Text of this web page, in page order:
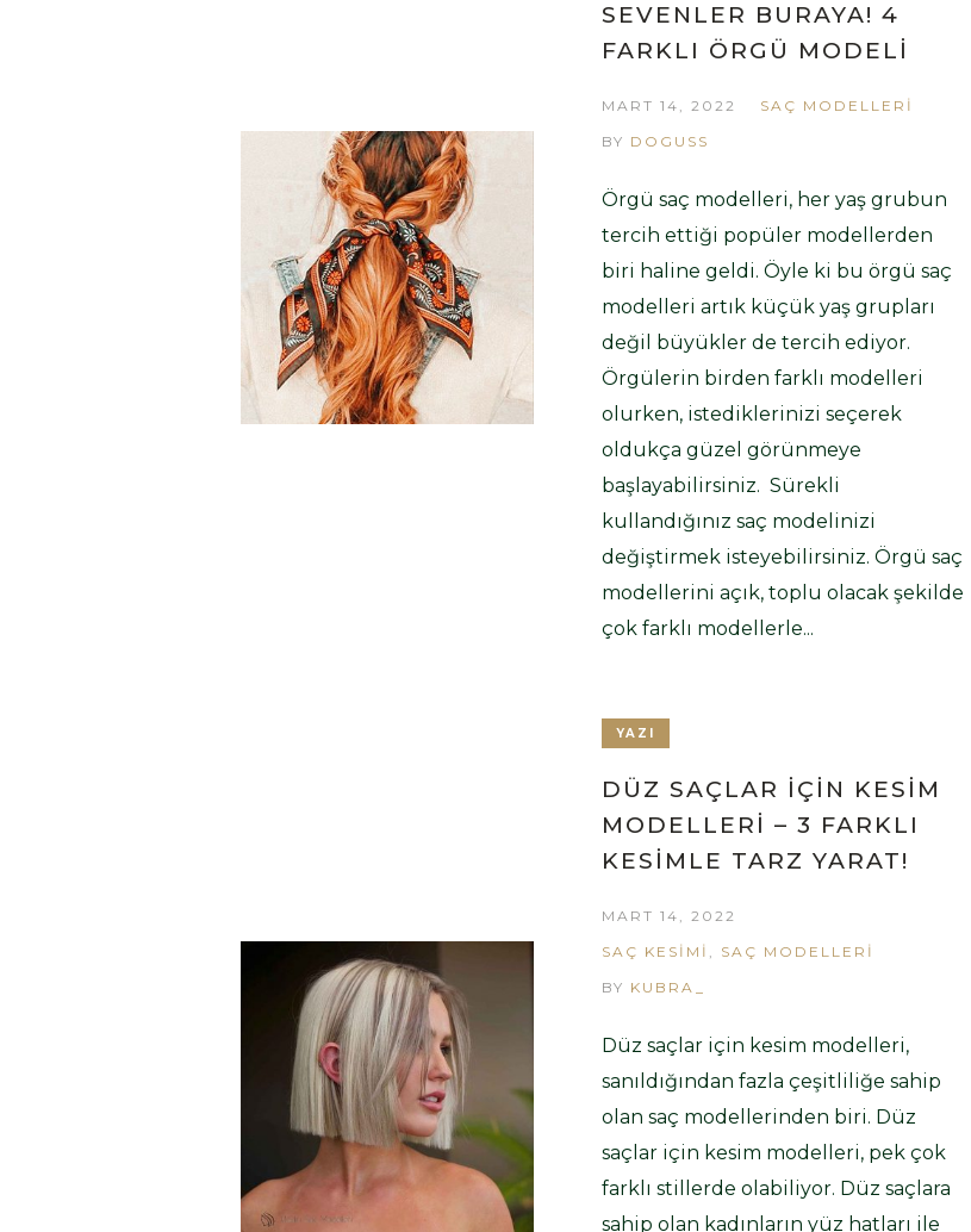
SEVENLER BURAYA! 4
FARKLI ÖRGÜ MODELI
MART 14, 2022
SAÇ MODELLERI
BY DOGUSS
Örgü saç modelleri, her yaş grubun
tercih ettiği popüler modellerden
biri haline geldi. Öyle ki bu örgü saç
modelleri artık küçük yaş grupları
değil büyükler de tercih ediyor.
Örgülerin birden farklı modelleri
olurken, istediklerinizi seçerek
oldukça güzel görünmeye
başlayabilirsiniz. Sürekli
kullandığınız saç modelinizi
değiştirmek isteyebilirsiniz. Örgü saç
modellerini açık, toplu olacak şekilde
çok farklı modellerle...
YAZI
DÜZ SAÇLAR İÇIN KESIM
MODELLERI – 3 FARKLI
KESIMLE TARZ YARAT!
MART 14, 2022
SAÇ KESIMI , SAÇ MODELLERI
BY KUBRA_
Düz saçlar için kesim modelleri,
sanıldığından fazla çeşitliliğe sahip
olan saç modellerinden biri. Düz
saçlar için kesim modelleri, pek çok
farklı stillerde olabiliyor. Düz saçlara
sahip olan kadınların yüz hatları ile